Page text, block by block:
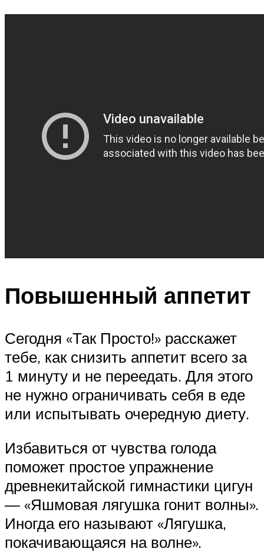
Повышенный аппетит
Сегодня «Так Просто!» расскажет
тебе, как снизить аппетит всего за
1 минуту и не переедать. Для этого
не нужно ограничивать себя в еде
или испытывать очередную диету.
Избавиться от чувства голода
поможет простое упражнение
древнекитайской гимнастики цигун
— «Яшмовая лягушка гонит волны».
Иногда его называют «Лягушка,
покачивающаяся на волне».